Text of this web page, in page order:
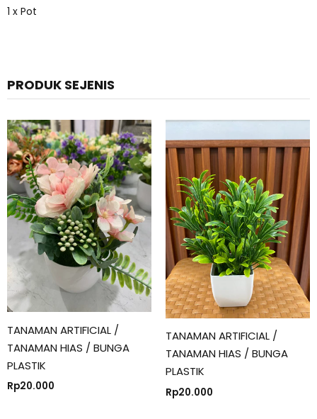
1 x Pot
PRODUK SEJENIS
TANAMAN ARTIFICIAL /
TANAMAN HIAS / BUNGA
PLASTIK
Rp20.000
TANAMAN ARTIFICIAL /
TANAMAN HIAS / BUNGA
PLASTIK
Rp20.000